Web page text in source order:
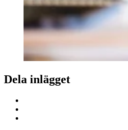
Dela inlägget